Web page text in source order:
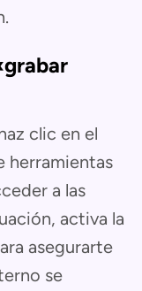
clic en el
herramientas
a las
activa la
asegurarte
se